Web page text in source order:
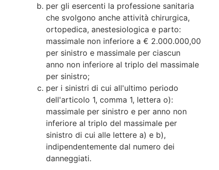
per gli esercenti la professione sanitaria
che svolgono anche attività chirurgica,
ortopedica, anestesiologica e parto:
massimale non inferiore a € 2.000.000,00
per sinistro e massimale per ciascun
anno non inferiore al triplo del massimale
per sinistro;
per i sinistri di cui all'ultimo periodo
dell'articolo 1, comma 1, lettera o):
massimale per sinistro e per anno non
inferiore al triplo del massimale per
sinistro di cui alle lettere a) e b),
indipendentemente dal numero dei
danneggiati.